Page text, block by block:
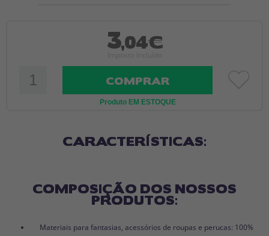
3,04€
COMPRAR
Produto EM ESTOQUE
CARACTERÍSTICAS:
COMPOSIÇÃO DOS NOSSOS
PRODUTOS:
Materiais para fantasias, acessórios de roupas e perucas: 100%